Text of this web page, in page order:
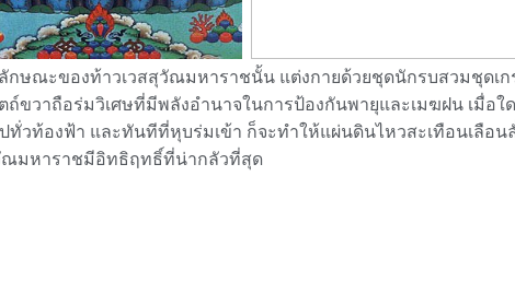
ะของท้าวเวสสุวัณมหาราชนั้น แต่งกายด้วยชุดนักรบสวมชุดเก
ถ์ขวาถือร่มวิเศษที่มีพลังอำนาจในการป้องกันพายุและเมฆฝน เมื่อใ
ทั่วท้องฟ้า และทันทีที่หุบร่มเข้า ก็จะทำให้แผ่นดินไหวสะเทือนเลือ
ณมหาราชมีอิทธิฤทธิ์ที่น่ากลัวที่สุด